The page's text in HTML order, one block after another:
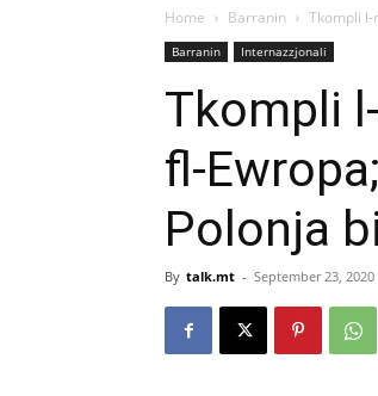
Home Barranin Tkompli l-
Barranin Internazzjonali
Tkompli
fl-
Polonja
By talk.mt - September 23, 2020